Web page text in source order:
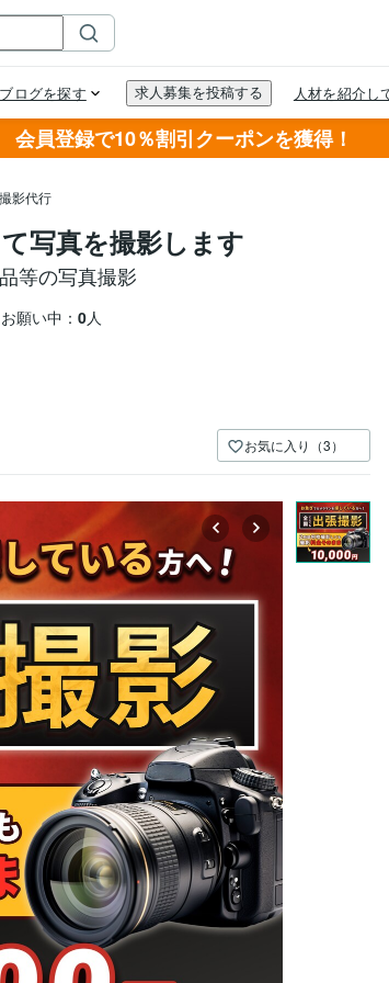
会員登録で10％割引クーポンを獲得！
影代行
写真を撮影します
等の写真撮影
願い中： 0人
お気に入り（3）